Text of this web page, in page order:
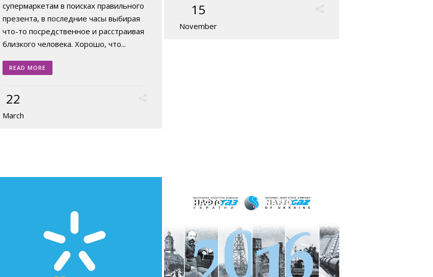
супермаркетам в поисках правильного
презента, в последние часы выбирая
что-то посредственное и расстраивая
близкого человека. Хорошо, что...
READ MORE
22
March
15
November